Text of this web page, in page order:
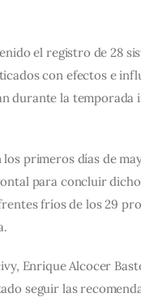
el registro de 28
con efectos e
durante la temporada
los primeros días de
para concluir
fríos de los 29
Enrique Alcocer
seguir las